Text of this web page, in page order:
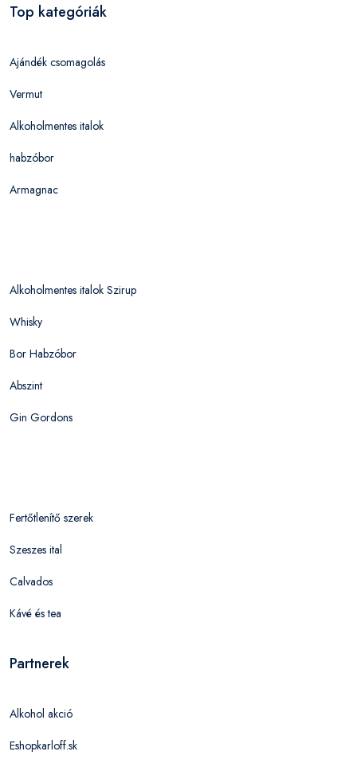
Top kategóriák
Ajándék csomagolás
Vermut
Alkoholmentes italok
habzóbor
Armagnac
Alkoholmentes italok Szirup
Whisky
Bor Habzóbor
Abszint
Gin Gordons
Fertőtlenítő szerek
Szeszes ital
Calvados
Kávé és tea
Partnerek
Alkohol akció
Eshopkarloff.sk